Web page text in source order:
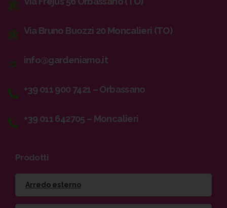
Via Bruno Buozzi 20 Moncalieri (TO)
info@gardeniamo.it
+39 011 900 7421 – Orbassano
+39 011 642705 – Moncalieri
Prodotti
Arredo esterno